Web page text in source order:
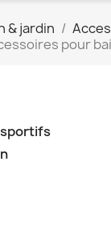
& jardin
pour